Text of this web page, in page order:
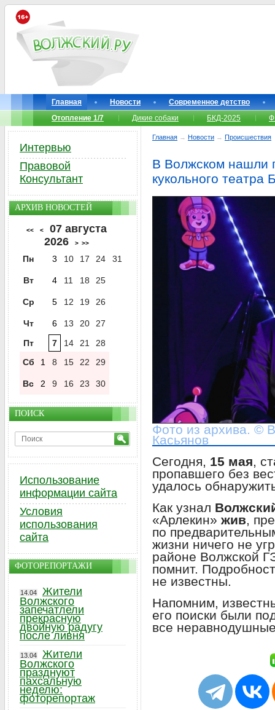
Главная Новости
Современное детство
Отопление 1/7
Дикие собаки БКД-2025
Главная → Новости → Происшествия
В Волжском нашли
кукольного театра
Фото из архива. ©
Касьянов
Сегодня, 15 мая,
пропавшего без
удалось
Как узнал
«Арлекин» жив,
по
жизни ничего не
районе Волжской
помнит.
не известны.
Напомним,
его поиски были
все
Интервью
Правовой
Консультант
АРХИВ НОВОСТЕЙ
<< <
07 августа
2026
> >>
Пн 3 10 17 24 31
Вт 4 11 18 25
Ср 5 12 19 26
Чт 6 13 20
27
Пт
7 14 21
28
Сб
1 8 15 22 29
Вс 2 9 16 23 30
ПОИСК
Использование
информации сайта
Условия
использования
сайта
ФОТОРЕПОРТАЖИ
14.04
Жители
Волжского
запечатлели
прекрасную
двойную радугу
после ливня
13.04
Жители
Волжского
празднуют
пахсальную
неделю:
фоторепортаж